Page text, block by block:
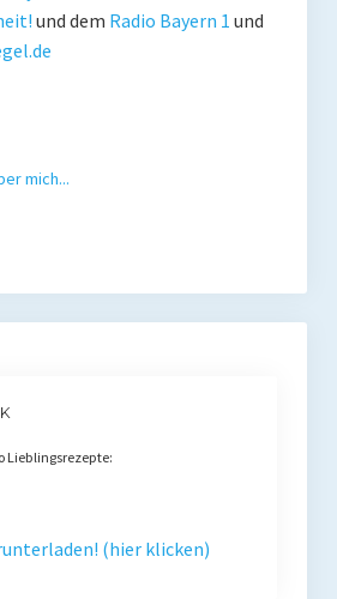
und dem Radio Bayern 1 und
mich...
Lieblingsrezepte:
(hier klicken)